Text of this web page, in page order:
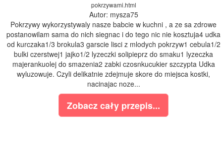
pokrzywami.html
Autor: mysza75
Pokrzywy wykorzystywaly nasze babcie w kuchni , a ze sa zdrowe
postanowilam sama do nich siegnac i do tego nic nie kosztuja4 udka
od kurczaka1/3 brokula3 garscie lisci z mlodych pokrzyw1 cebula1/2
bulki czerstwej1 jajko1/2 lyzeczki solipieprz do smaku1 lyzeczka
majerankuolej do smazenia2 zabki czosnkucukier szczypta Udka
wyluzowuje. Czyli delikatnie zdejmuje skore do miejsca kostki,
nacinajac noze...
Zobacz cały przepis...